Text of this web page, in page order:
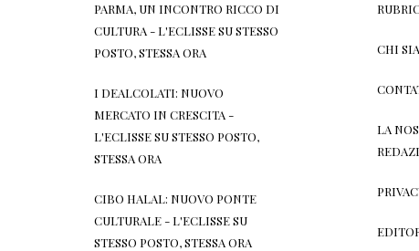
PARMA, UN INCONTRO RICCO DI
CULTURA - L'ECLISSESUSTESSO
POSTO, STESSA ORA
I DEALCOLATI: NUOVO
MERCATO IN CRESCITA -
L'ECLISSESUSTESSO POSTO,
STESSA ORA
CIBO HALAL: NUOVO PONTE
CULTURALE - L'ECLISSESU
STESSO POSTO, STESSA ORA
CHI
LA